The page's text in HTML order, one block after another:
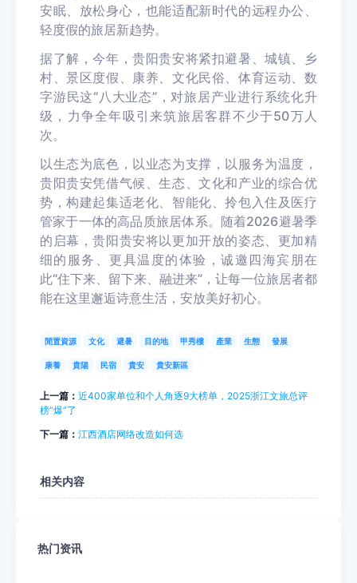
安眠、放松身心，也能适配新时代的远程办公、
轻度假的旅居新趋势。
据了解，今年，贵阳贵安将紧扣避暑、城镇、乡
村、景区度假、康养、文化民俗、体育运动、数
字游民这“八大业态”，对旅居产业进行系统化升
级，力争全年吸引来筑旅居客群不少于50万人
次。
以生态为底色，以业态为支撑，以服务为温度，
贵阳贵安凭借气候、生态、文化和产业的综合优
势，构建起集适老化、智能化、拎包入住及医疗
管家于一体的高品质旅居体系。随着2026避暑季
的启幕，贵阳贵安将以更加开放的姿态、更加精
细的服务、更具温度的体验，诚邀四海宾朋在
此“住下来、留下来、融进来”，让每一位旅居者都
能在这里邂逅诗意生活，安放美好初心。
閒置資源 文化 避暑 目的地 甲秀樓 產業 生態 發展
康養 貴陽 民宿 貴安 貴安新區
上一篇： 近400家单位和个人角逐9大榜单，2025浙江文旅总评
榜“爆”了
下一篇： 江西酒店网络改造如何选
相关内容
热门资讯